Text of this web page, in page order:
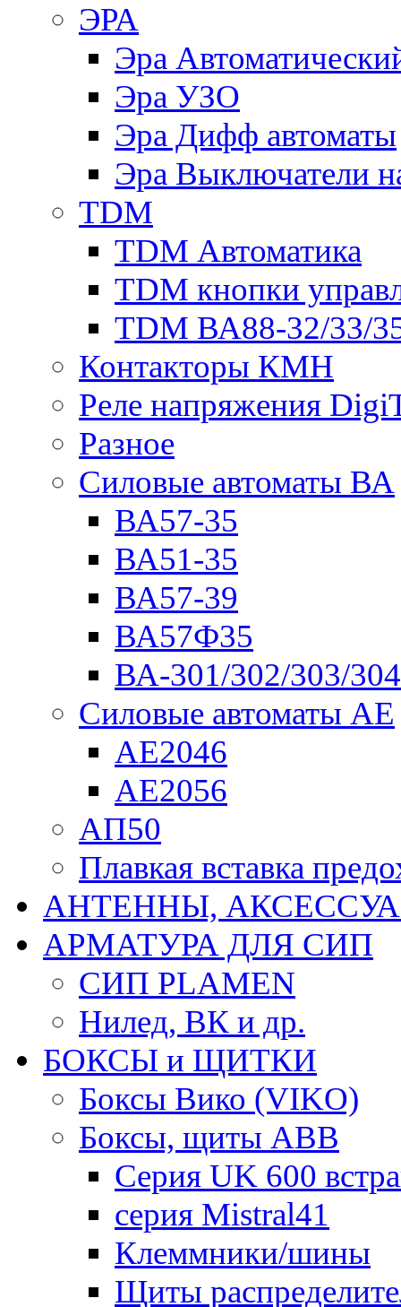
ЭРА
Эра
Эра УЗО
Эра Дифф автоматы
Эра Выключатели
TDM
TDM Автоматика
TDM кнопки
TDM ВА88-32/33/
Контакторы КМН
Реле напряжения
Разное
Силовые автоматы ВА
ВА57-35
ВА51-35
ВА57-39
ВА57Ф35
ВА-301/302/303/
Силовые автоматы АЕ
АЕ2046
АЕ2056
АП50
Плавкая вставка
АНТЕННЫ,
АРМАТУРА ДЛЯ СИП
СИП PLAMEN
Нилед, ВК и др.
БОКСЫ и ЩИТКИ
Боксы Вико (VIKO)
Боксы, щиты ABB
Серия UK 600
серия Mistral41
Клеммники/шины
Щиты